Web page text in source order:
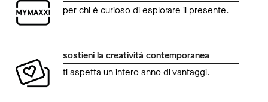
per chi è curioso di esplorare il presente.
sostieni la creatività contemporanea
ti aspetta un intero anno di vantaggi.